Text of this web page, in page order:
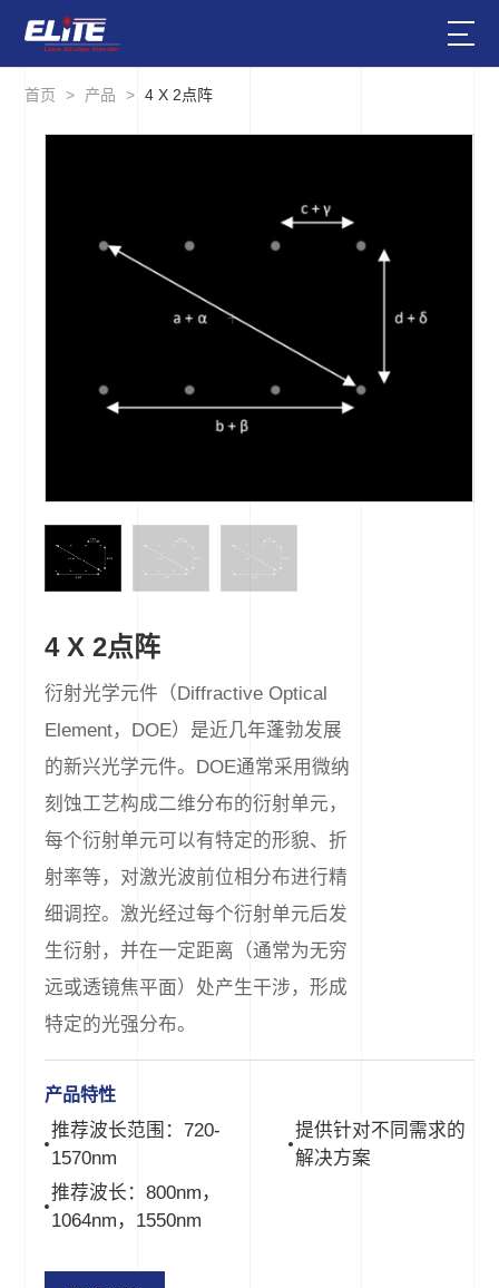
首页 > 产品 > 4 X 2点阵
4 X 2点阵
衍射光学元件（Diffractive Optical
Element，DOE）是近几年蓬勃发展
的新兴光学元件。DOE通常采用微纳
刻蚀工艺构成二维分布的衍射单元，
每个衍射单元可以有特定的形貌、折
射率等，对激光波前位相分布进行精
细调控。激光经过每个衍射单元后发
生衍射，并在一定距离（通常为无穷
远或透镜焦平面）处产生干涉，形成
特定的光强分布。
产品特性
推荐波长范围：720-
1570nm
提供针对不同需求的
解决方案
推荐波长：800nm，
1064nm，1550nm